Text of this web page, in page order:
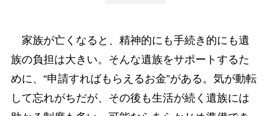
家族が亡くなると、精神的にも手続き的にも遺
族の負担は大きい。そんな遺族をサポートするた
めに、“申請すればもらえるお金”がある。気が動転
して忘れがちだが、その後も生活が続く遺族には